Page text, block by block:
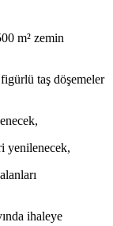
m² zemin
taş döşemeler
yenilenecek,
ihaleye